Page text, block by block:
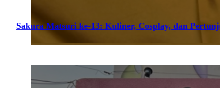
Sakura Matsuri ke-13: Kuliner, Cosplay, dan